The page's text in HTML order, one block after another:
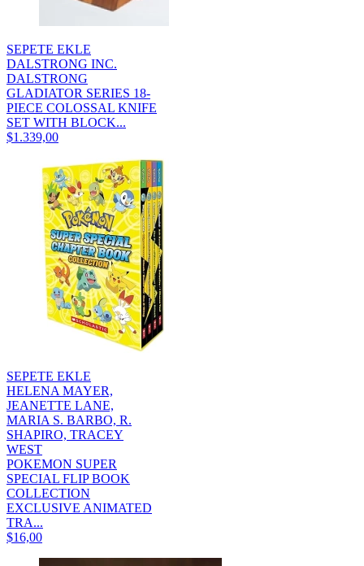
SEPETE EKLE
DALSTRONG INC.
DALSTRONG
GLADIATOR SERIES 18-
PIECE COLOSSAL KNIFE
SET WITH BLOCK...
$1.339,00
SEPETE EKLE
HELENA MAYER,
JEANETTE LANE,
MARIA S. BARBO, R.
SHAPIRO, TRACEY
WEST
POKEMON SUPER
SPECIAL FLIP BOOK
COLLECTION
EXCLUSIVE ANIMATED
TRA...
$16,00